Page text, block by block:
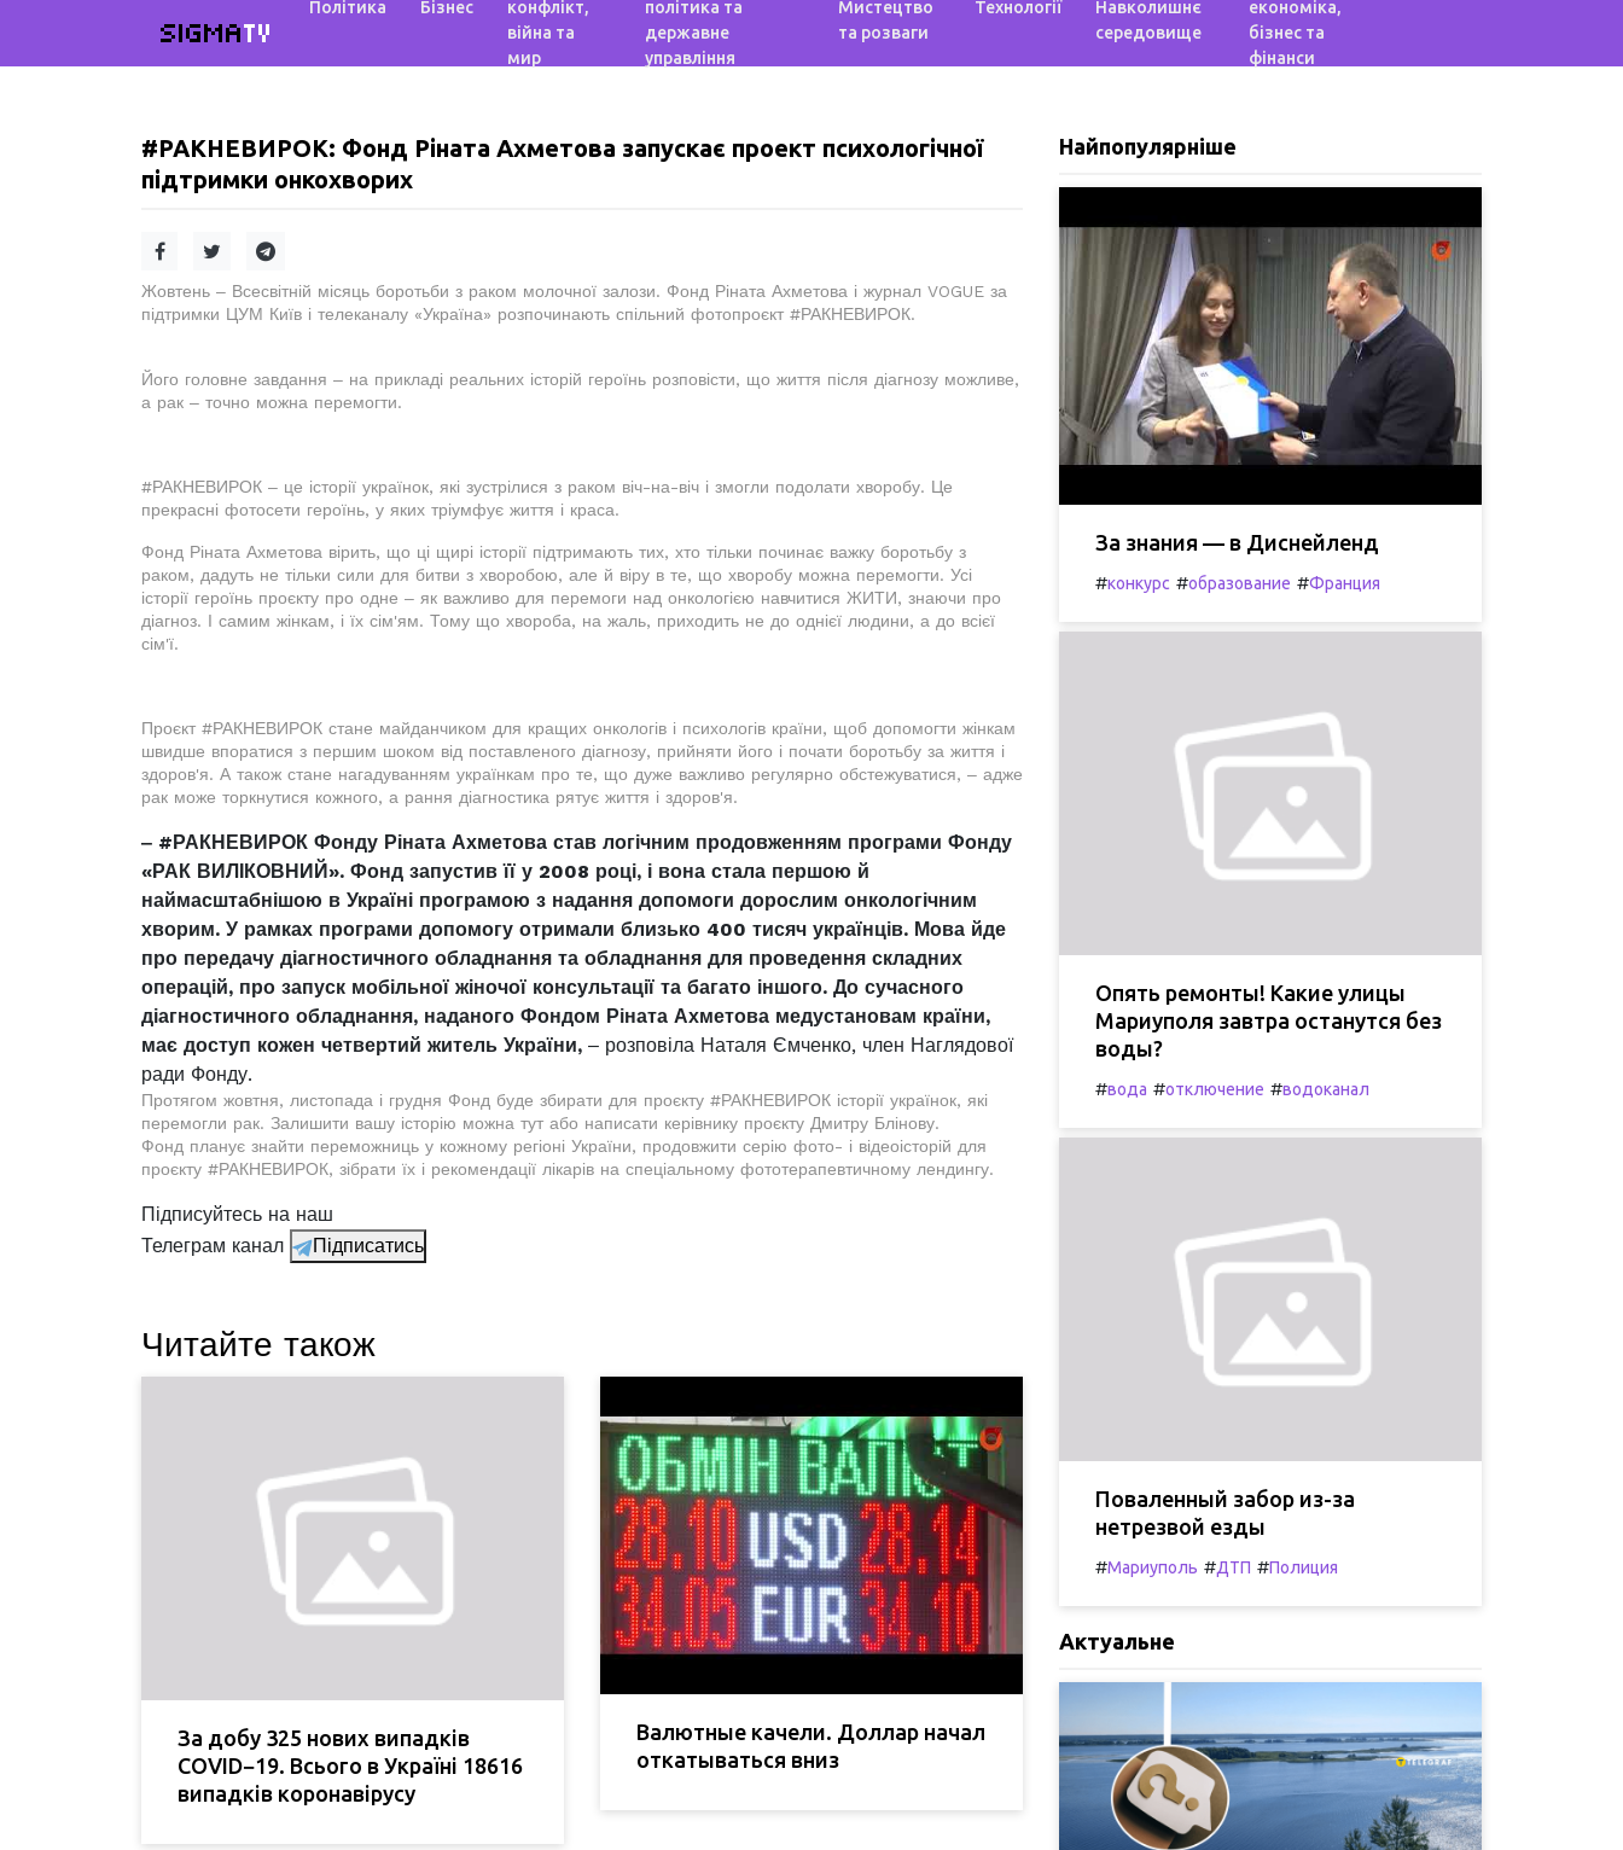
SIGMATV
Політика Бізнес
конфлікт,
війна та
мир
політика та
державне
управління
Мистецтво
та розваги
Технології
Навколишнє
середовище
економіка,
бізнес та
фінанси
#РАКНЕВИРОК: Фонд Ріната Ахметова запускає проект психологічної
підтримки онкохворих
Жовтень ‒ Всесвітній місяць боротьби з раком молочної залози. Фонд Ріната Ахметова і журнал VOGUE за
підтримки ЦУМ Київ і телеканалу «Україна» розпочинають спільний фотопроєкт #РАКНЕВИРОК.
Його головне завдання ‒ на прикладі реальних історій героїнь розповісти, що життя після діагнозу можливе,
а рак ‒ точно можна перемогти.
#РАКНЕВИРОК ‒ це історії українок, які зустрілися з раком віч-на-віч і змогли подолати хворобу. Це
прекрасні фотосети героїнь, у яких тріумфує життя і краса.
Фонд Ріната Ахметова вірить, що ці щирі історії підтримають тих, хто тільки починає важку боротьбу з
раком, дадуть не тільки сили для битви з хворобою, але й віру в те, що хворобу можна перемогти. Усі
історії героїнь проєкту про одне ‒ як важливо для перемоги над онкологією навчитися ЖИТИ, знаючи про
діагноз. І самим жінкам, і їх сім'ям. Тому що хвороба, на жаль, приходить не до однієї людини, а до всієї
сім'ї.
Проєкт #РАКНЕВИРОК стане майданчиком для кращих онкологів і психологів країни, щоб допомогти жінкам
швидше впоратися з першим шоком від поставленого діагнозу, прийняти його і почати боротьбу за життя і
здоров'я. А також стане нагадуванням українкам про те, що дуже важливо регулярно обстежуватися, ‒ адже
рак може торкнутися кожного, а рання діагностика рятує життя і здоров'я.
‒ #РАКНЕВИРОК Фонду Ріната Ахметова став логічним продовженням програми Фонду
«РАК ВИЛІКОВНИЙ». Фонд запустив її у 2008 році, і вона стала першою й
наймасштабнішою в Україні програмою з надання допомоги дорослим онкологічним
хворим. У рамках програми допомогу отримали близько 400 тисяч українців. Мова йде
про передачу діагностичного обладнання та обладнання для проведення складних
операцій, про запуск мобільної жіночої консультації та багато іншого. До сучасного
діагностичного обладнання, наданого Фондом Ріната Ахметова медустановам країни,
має доступ кожен четвертий житель України, ‒ розповіла Наталя Ємченко, член Наглядової
ради Фонду.
Протягом жовтня, листопада і грудня Фонд буде збирати для проєкту #РАКНЕВИРОК історії українок, які
перемогли рак. Залишити вашу історію можна тут або написати керівнику проєкту Дмитру Блінову.
Фонд планує знайти переможниць у кожному регіоні України, продовжити серію фото- і відеоісторій для
проєкту #РАКНЕВИРОК, зібрати їх і рекомендації лікарів на спеціальному фототерапевтичному лендингу.
Підписуйтесь на наш
Телеграм канал
Підписатись
Читайте також
За добу 325 нових випадків
COVID−19. Всього в Україні 18616
випадків коронавірусу
Валютные качели. Доллар начал
откатываться вниз
Найпопулярніше
За знания — в Диснейленд
#конкурс #образование #Франция
Опять ремонты! Какие улицы
Мариуполя завтра останутся без
воды?
#вода #отключение #водоканал
Поваленный забор из-за
нетрезвой езды
#Мариуполь #ДТП #Полиция
Актуальне